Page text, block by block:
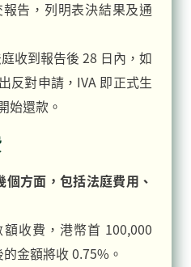
告，列明表決結果及通
收到報告後 28 日內，如
反對申請，IVA 即正式生
始還款。
方面，包括法庭費用、
收費，港幣首 100,000
金額將收 0.75%。